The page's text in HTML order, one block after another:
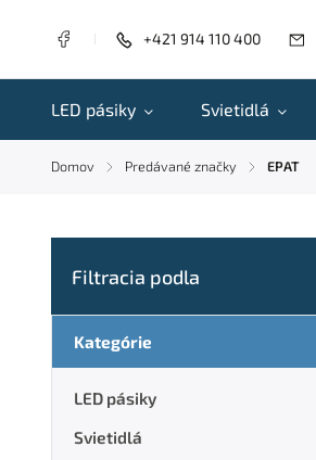
+421 914 110 400
LED pásiky Svietidlá
Domov / Predávané značky / EPAT
Kategórie
LED pásiky
Svietidlá